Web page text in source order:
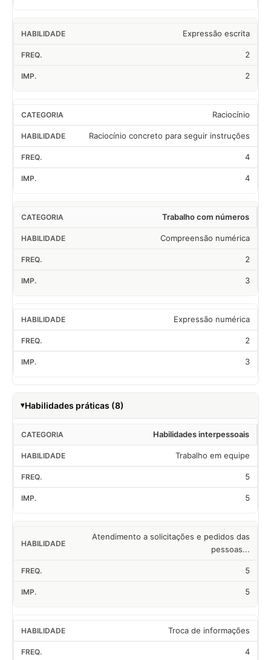
Expressão escrita
2
2
Raciocínio
Raciocínio concreto para seguir instruções
4
4
Trabalho com números
Compreensão numérica
2
3
Expressão numérica
2
3
Habilidades práticas (8)
Habilidades interpessoais
Trabalho em equipe
5
5
Atendimento a solicitações e pedidos das
pessoas...
5
5
Troca de informações
4